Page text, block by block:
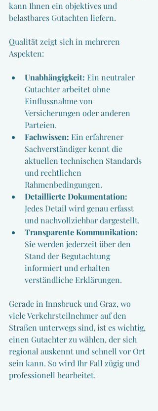
kann Ihnen ein objektives und
belastbares Gutachten liefern.
Qualität zeigt sich in mehreren
Aspekten:
Unabhängigkeit: Ein neutraler
Gutachter arbeitet ohne
Einflussnahme von
Versicherungen oder anderen
Parteien.
Fachwissen: Ein erfahrener
Sachverständiger kennt die
aktuellen technischen Standards
und rechtlichen
Rahmenbedingungen.
Detaillierte Dokumentation:
Jedes Detail wird genau erfasst
und nachvollziehbar dargestellt.
Transparente Kommunikation:
Sie werden jederzeit über den
Stand der Begutachtung
informiert und erhalten
verständliche Erklärungen.
Gerade in Innsbruck und Graz, wo
viele Verkehrsteilnehmer auf den
Straßen unterwegs sind, ist es wichtig,
einen Gutachter zu wählen, der sich
regional auskennt und schnell vor Ort
sein kann. So wird Ihr Fall zügig und
professionell bearbeitet.